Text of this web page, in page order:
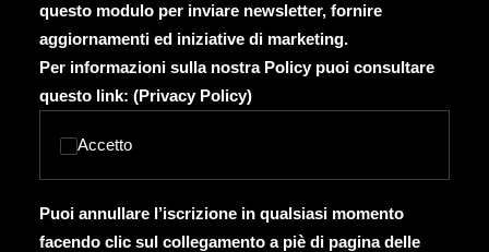
questo modulo per inviare newsletter, fornire
aggiornamenti ed iniziative di marketing.
Per informazioni sulla nostra Policy puoi consultare
questo link: (Privacy Policy)
Accetto
Puoi annullare l’iscrizione in qualsiasi momento
facendo clic sul collegamento a piè di pagina delle